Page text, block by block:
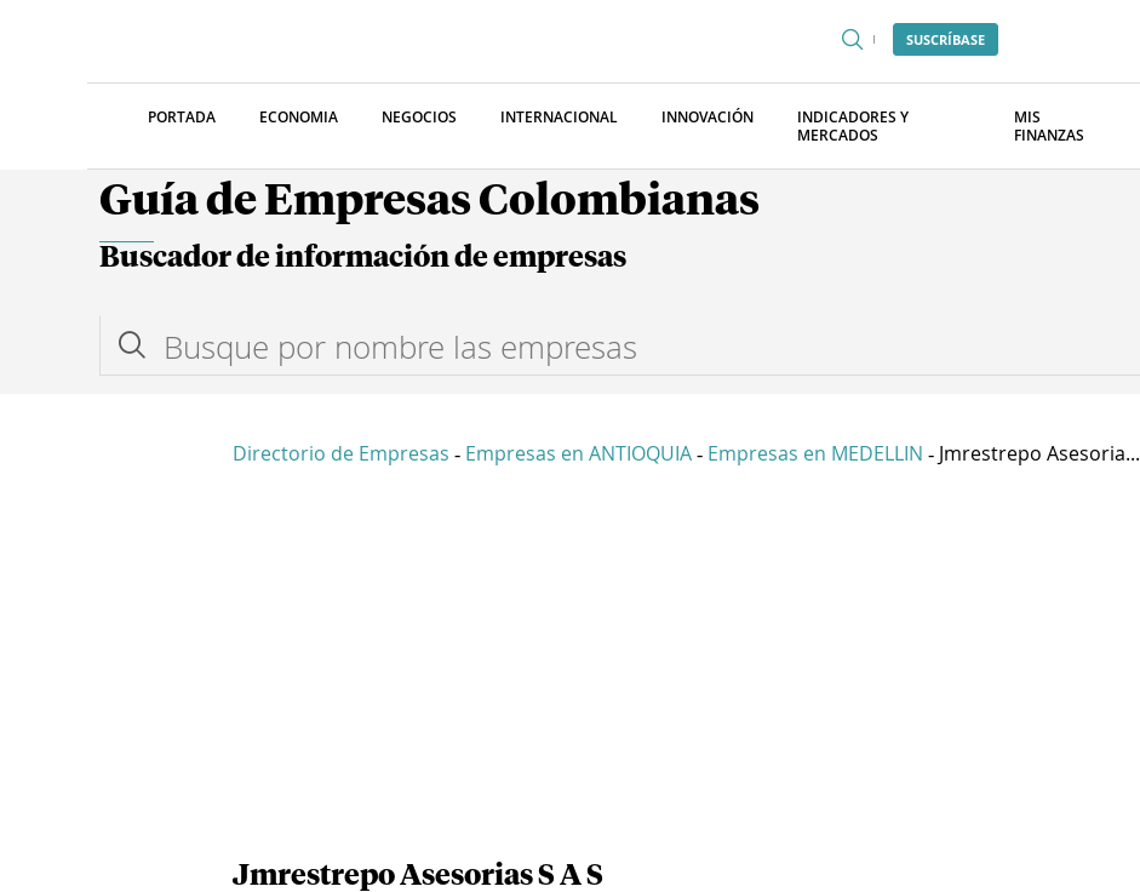
SUSCRÍBASE
PORTADA ECONOMIA NEGOCIOS INTERNACIONAL INNOVACIÓN
INDICADORES Y
MERCADOS
MIS
FINANZAS
Guía de Empresas Colombianas
Buscador de información de empresas
Directorio de Empresas - Empresas en ANTIOQUIA - Empresas en MEDELLIN - Jmrestrepo Asesoria...
Jmrestrepo Asesorias S A S